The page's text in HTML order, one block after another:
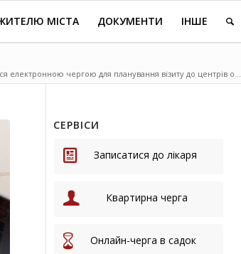
МІСТА ДОКУМЕНТИ ІНШЕ
електронною чергою для планування візиту до центрів о...
СЕРВІСИ
Записатися до лікаря
Квартирна черга
Онлайн-черга в садок